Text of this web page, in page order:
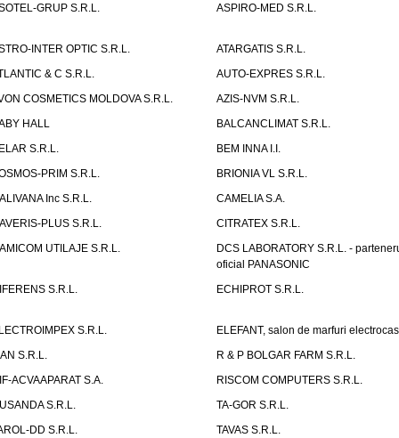
GRUP S.R.L. ASPIRO-MED S.R.L.
INTER OPTIC S.R.L.
ATARGATIS S.R.L.
& C S.R.L.
AUTO-EXPRES S.R.L.
COSMETICS MOLDOVA S.R.L.
AZIS-NVM S.R.L.
HALL
BALCANCLIMAT S.R.L.
S.R.L.
BEM INNA I.I.
PRIM S.R.L.
BRIONIA VL S.R.L.
Inc S.R.L.
CAMELIA S.A.
PLUS S.R.L.
CITRATEX S.R.L.
UTILAJE S.R.L.
DCS LABORATORY S.R.L. -
oficial PANASONIC
S.R.L.
ECHIPROT S.R.L.
S.R.L.
ELEFANT, salon de marfuri
S.R.L.
R & P BOLGAR FARM S.R.L.
ACVAAPARAT S.A.
RISCOM COMPUTERS S.R.L.
S.R.L.
TA-GOR S.R.L.
DD S.R.L.
TAVAS S.R.L.